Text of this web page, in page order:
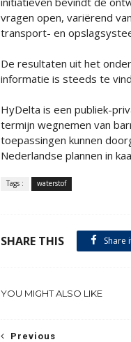
vragen open, variërend
transport- en
De resultaten uit het
informatie is steeds te
HyDelta is een publiek-
termijn wegnemen van
toepassingen kunnen
Nederlandse plannen in
Tags : waterstof
SHARE THIS Share
YOU MIGHT ALSO LIKE
Previous